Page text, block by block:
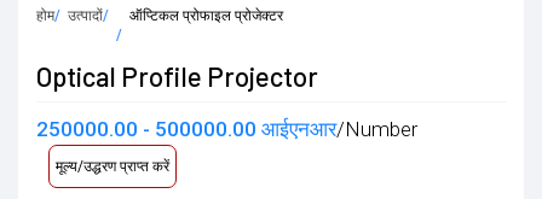
होम उत्पादों ऑप्टिकल प्रोफाइल प्रोजेक्टर
Optical Profile Projector
250000.00 - 500000.00 आईएनआर/Number
मूल्य/उद्धरण प्राप्त करें